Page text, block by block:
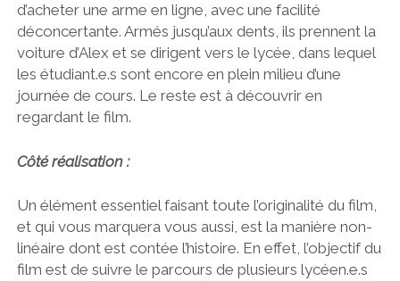
d’acheter une arme en ligne, avec une facilité
déconcertante. Armés jusqu’aux dents, ils prennent la
voiture d’Alex et se dirigent vers le lycée, dans lequel
les étudiant.e.s sont encore en plein milieu d’une
journée de cours. Le reste est à découvrir en
regardant le film.
Côté réalisation :
Un élément essentiel faisant toute l’originalité du film,
et qui vous marquera vous aussi, est la manière non-
linéaire dont est contée l’histoire. En effet, l’objectif du
film est de suivre le parcours de plusieurs lycéen.e.s